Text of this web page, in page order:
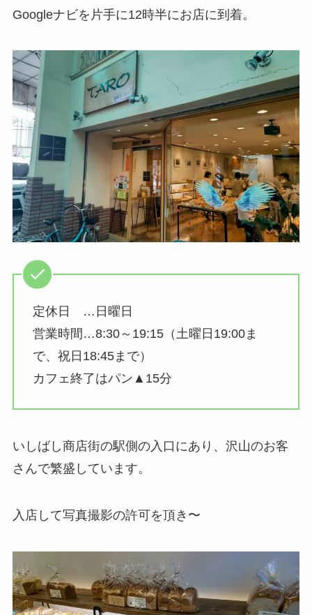
Googleナビを片手に12時半にお店に到着。
定休日 …日曜日
営業時間…8:30～19:15（土曜日19:00ま
で、祝日18:45まで）
カフェ終了はパン▲15分
いしばし商店街の駅側の入口にあり、沢山のお客
さんで繁盛しています。
入店して写真撮影の許可を頂き〜